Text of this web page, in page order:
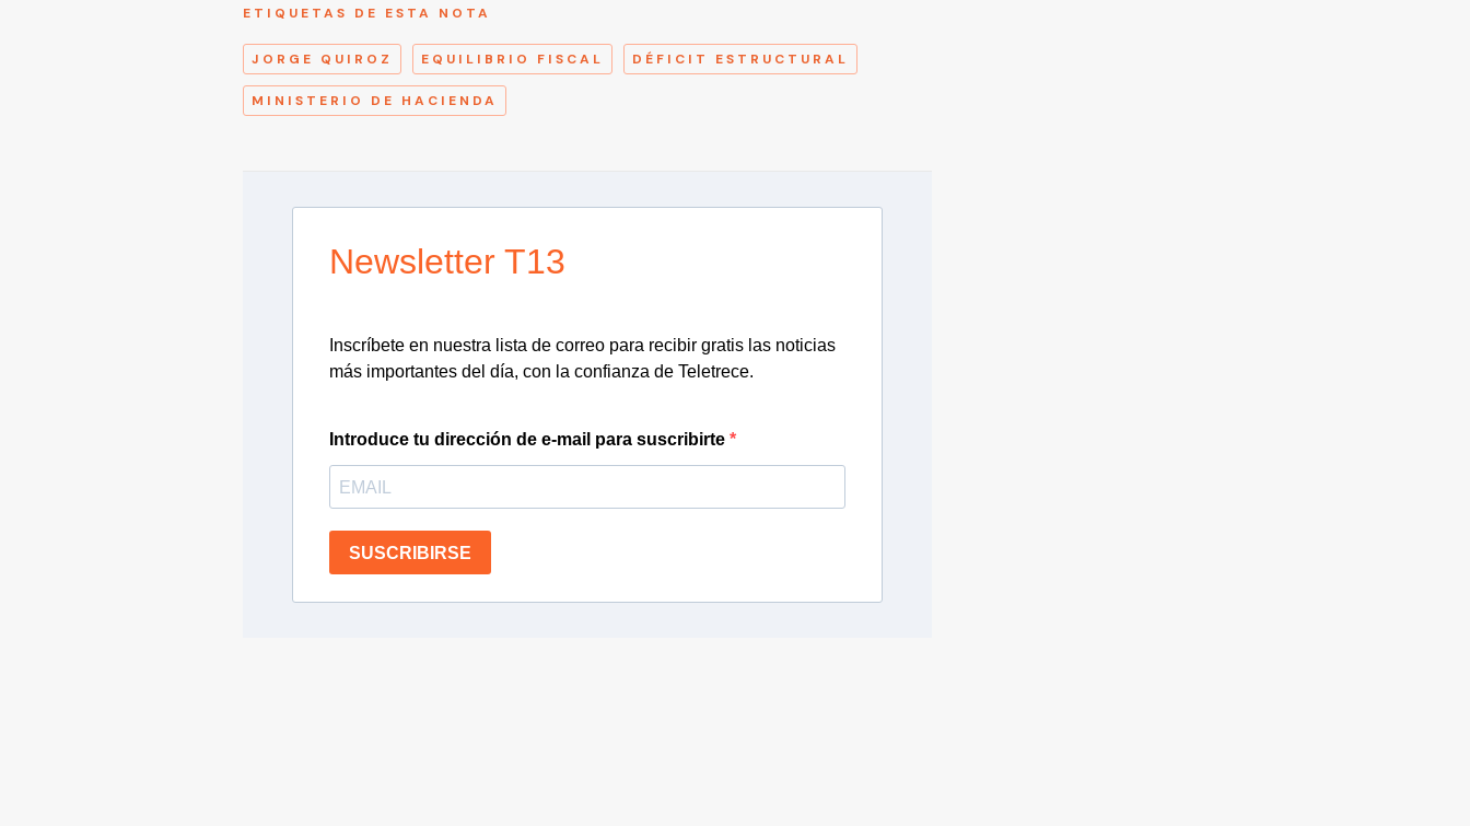
ETIQUETAS DE ESTA NOTA
JORGE QUIROZ EQUILIBRIO FISCAL DÉFICIT ESTRUCTURAL
MINISTERIO DE HACIENDA
Newsletter T13
Inscríbete en nuestra lista de correo para recibir gratis las noticias
más importantes del día, con la confianza de Teletrece.
Introduce tu dirección de e-mail para suscribirte
SUSCRIBIRSE